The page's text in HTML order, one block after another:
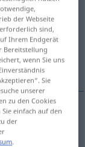
der Webseite
sind,
Ihrem Endgerät
Bereitstellung
wenn Sie uns
Sie
unserer
zu den Cookies
einfach auf den
der
.